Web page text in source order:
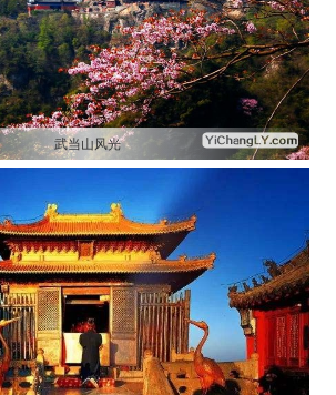
武当山风光